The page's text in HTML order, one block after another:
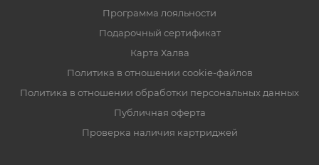
Программа лояльности
Подарочный сертификат
Карта Халва
Политика в отношении cookie-файлов
Политика в отношении обработки персональных данных
Публичная оферта
Проверка наличия картриджей